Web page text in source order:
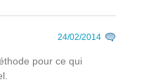
24/02/2014
pour ce qui